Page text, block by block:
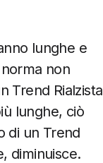
lunghe e
non
Trend Rialzista
lunghe, ciò
di un Trend
diminuisce.